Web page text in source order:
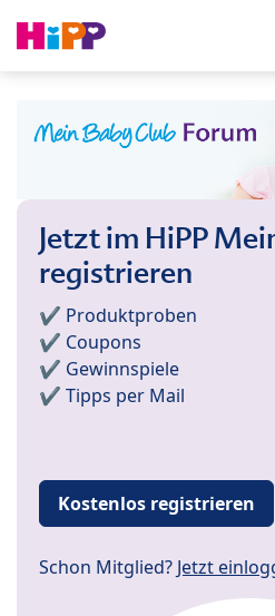
Jetzt im HiPP
registrieren
✔️ Produktproben
✔️ Coupons
✔️ Gewinnspiele
✔️ Tipps per Mail
Kostenlos registrieren
Schon Mitglied? Jetzt